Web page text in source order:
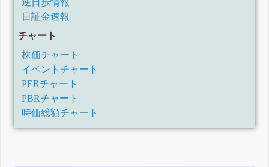
日証金速報
チャート
株価チャート
イベントチャート
PERチャート
PBRチャート
時価総額チャート